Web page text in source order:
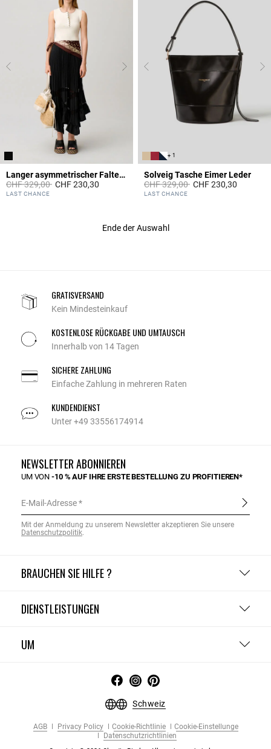
Langer asymmetrischer Faltenrock
Price reduced from
CHF 329,00toCHF 230,30
4.8 out of 5 Customer Rating
LAST CHANCE
+ 1
Solveig Tasche Eimer Leder
Price reduced from
CHF 329,00toCHF 230,30
5 out of 5 Customer Rating
LAST CHANCE
Ende der Auswahl
GRATISVERSAND
Kein Mindesteinkauf
KOSTENLOSE RÜCKGABE UND UMTAUSCH
Innerhalb von 14 Tagen
SICHERE ZAHLUNG
Einfache Zahlung in mehreren Raten
KUNDENDIENST
Unter +49 33556174914
BRAUCHEN SIE HILFE ?
DIENSTLEISTUNGEN
UM
NEWSLETTER ABONNIEREN
UM VON-10 % AUF IHRE ERSTE BESTELLUNG ZU PROFITIEREN*
E-Mail-Adresse
Mit der Anmeldung zu unserem Newsletter akzeptieren Sie unsere
Datenschutzpolitik.
Schweiz
AGB Privacy Policy Cookie-Richtlinie
Cookie-Einstellunge
Datenschutzrichtlinien